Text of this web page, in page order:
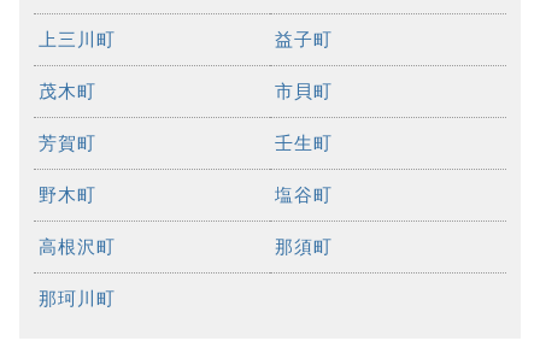
上三川町 益子町
茂木町 市貝町
芳賀町 壬生町
野木町 塩谷町
高根沢町 那須町
那珂川町